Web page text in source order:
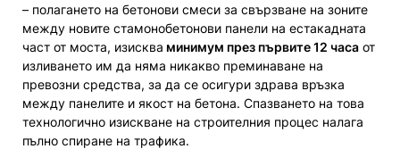
– полагането на бетонови смеси за свързване на зоните
между новите стамонобетонови панели на естакадната
част от моста, изисква минимум през първите 12 часа от
изливането им да няма никакво преминаване на
превозни средства, за да се осигури здрава връзка
между панелите и якост на бетона. Спазването на това
технологично изискване на строителния процес налага
пълно спиране на трафика.